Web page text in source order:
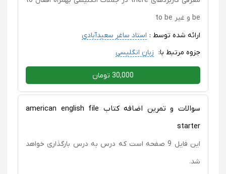
be و غیر to be
ارائه شده توسط : استاد ساغر سعیدآبادی
جزوه مرتبط با: زبان انگلیسی
30,000 تومان
سوالات و تمرین اضافه کتاب american english file
starter
این فایل 9 صفحه است که درس به درس بارگذاری خواهد
شد.